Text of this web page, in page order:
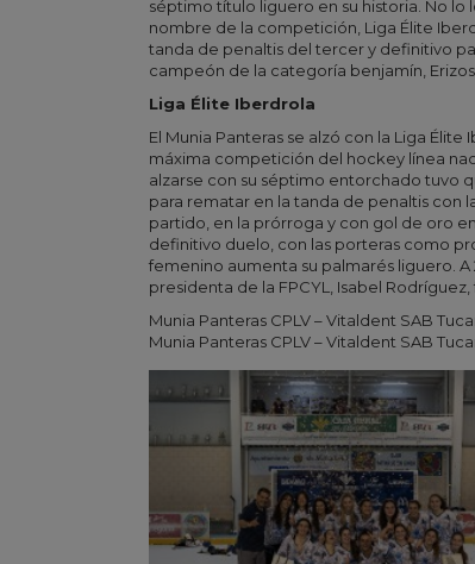
séptimo título liguero en su historia. No lo
nombre de la competición, Liga Élite
tanda de penaltis del tercer y definitivo
campeón de la categoría benjamín,
Liga Élite Iberdrola
El Munia Panteras se alzó con la Liga
máxima competición del hockey línea
alzarse con su séptimo entorchado tuvo
para rematar en la tanda de penaltis con
partido, en la prórroga y con gol de oro
definitivo duelo, con las porteras como
femenino aumenta su palmarés liguero. A
presidenta de la FPCYL, Isabel
Munia Panteras CPLV – Vitaldent SAB
Munia Panteras CPLV – Vitaldent SAB